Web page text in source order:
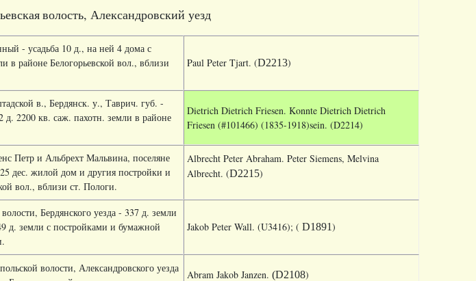
волость, Александровский уезд
- усадьба 10 д., на ней 4 дома с
в районе Белогорьевской вол., вблизи
Paul Peter Tjart. (D2213)
в., Бердянск. у., Таврич. губ. -
д. 2200 кв. саж. пахотн. земли в районе
Dietrich Dietrich Friesen. Konnte Dietrich Dietrich
Friesen (#101466) (1835-1918)sein. (D2214)
Петр и Альбрехт Мальвина, поселяне
дес. жилой дом и другия постройки и
вол., вблизи ст. Пологи.
Albrecht Peter Abraham. Peter Siemens, Melvina
Albrecht. (D2215)
Бердянского уезда - 337 д. земли
д. земли с постройками и бумажной
Jakob Peter Wall. (U3416); ( D1891)
волости, Александровского уезда
Abram Jakob Janzen. (D2108)